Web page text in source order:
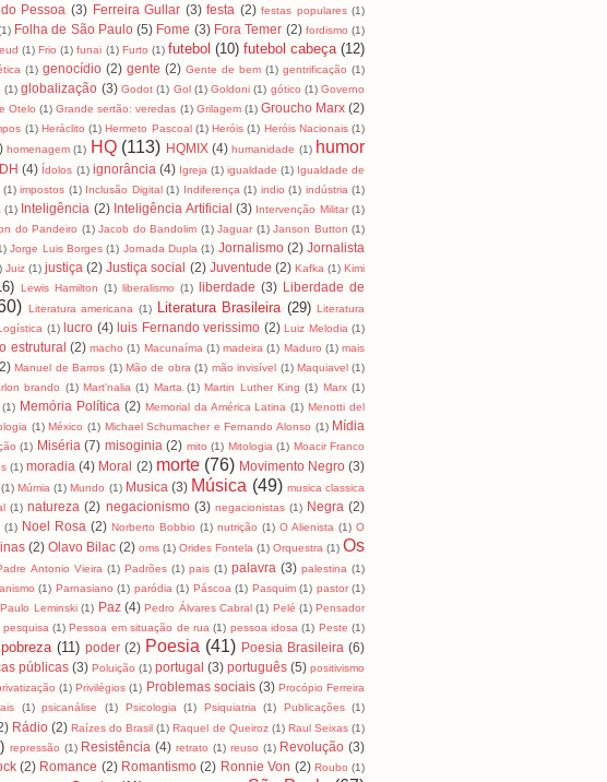
Pessoa (3) Ferreira Gullar (3) festa (2) festas populares (1)
Folha de São Paulo (5) Fome (3) Fora Temer (2) fordismo (1)
(1) Frio (1) funai (1) Furto (1) futebol (10) futebol cabeça (12)
(1) genocídio (2) gente (2) Gente de bem (1) gentrificação (1)
(1) globalização (3) Godot (1) Gol (1) Goldoni (1) gótico (1) Governo
Otelo (1) Grande sertão: veredas (1) Grilagem (1) Groucho Marx (2)
(1) Heráclito (1) Hermeto Pascoal (1) Heróis (1) Heróis Nacionais (1)
homenagem (1) HQ (113) HQMIX (4) humanidade (1) humor
(4) Ídolos (1) ignorância (4) Igreja (1) igualdade (1) Igualdade de
(1) impostos (1) Inclusão Digital (1) Indiferença (1) indio (1) indústria (1)
(1) Inteligência (2) Inteligência Artificial (3) Intervenção Militar (1)
do Pandeiro (1) Jacob do Bandolim (1) Jaguar (1) Janson Button (1)
Jorge Luis Borges (1) Jornada Dupla (1) Jornalismo (2) Jornalista
Juiz (1) justiça (2) Justiça social (2) Juventude (2) Kafka (1) Kimi
Lewis Hamilton (1) liberalismo (1) liberdade (3) Liberdade de
Literatura americana (1) Literatura Brasileira (29) Literatura
(1) lucro (4) luis Fernando verissimo (2) Luiz Melodia (1)
estrutural (2) macho (1) Macunaíma (1) madeira (1) Maduro (1) mais
Manuel de Barros (1) Mão de obra (1) mão invisível (1) Maquiavel (1)
brando (1) Mart'nalia (1) Marta (1) Martin Luther King (1) Marx (1)
(1) Memória Política (2) Memorial da América Latina (1) Menotti del
(1) México (1) Michael Schumacher e Fernando Alonso (1) Mídia
(1) Miséria (7) misoginia (2) mito (1) Mitologia (1) Moacir Franco
(1) moradia (4) Moral (2) morte (76) Movimento Negro (3)
(1) Múmia (1) Mundo (1) Musica (3) Música (49) musica classica
(1) natureza (2) negacionismo (3) negacionistas (1) Negra (2)
(1) Noel Rosa (2) Norberto Bobbio (1) nutrição (1) O Alienista (1) O
(2) Olavo Bilac (2) oms (1) Orides Fontela (1) Orquestra (1) Os
Antonio Vieira (1) Padrões (1) pais (1) palavra (3) palestina (1)
(1) Parnasiano (1) paródia (1) Páscoa (1) Pasquim (1) pastor (1)
Paulo Leminski (1) Paz (4) Pedro Álvares Cabral (1) Pelé (1) Pensador
pesquisa (1) Pessoa em situação de rua (1) pessoa idosa (1) Peste (1)
pobreza (11) poder (2) Poesia (41) Poesia Brasileira (6)
públicas (3) Poluição (1) portugal (3) português (5) positivismo
(1) Privilégios (1) Problemas sociais (3) Procópio Ferreira
(1) psicanálise (1) Psicologia (1) Psiquiatria (1) Publicações (1)
Rádio (2) Raízes do Brasil (1) Raquel de Queiroz (1) Raul Seixas (1)
repressão (1) Resistência (4) retrato (1) reuso (1) Revolução (3)
(2) Romance (2) Romantismo (2) Ronnie Von (2) Roubo (1)